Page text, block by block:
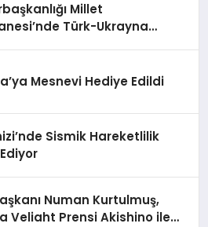
Millet
Türk-Ukrayna
Mesnevi Hediye Edildi
Sismik Hareketlilik
Numan Kurtulmuş,
Veliaht Prensi Akishino ile